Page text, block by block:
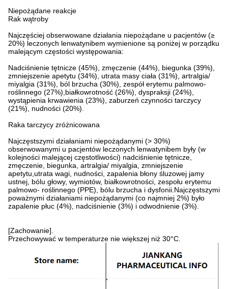
Niepożądane reakcje
Rak wątroby
Najczęściej obserwowane działania niepożądane u pacjentów (≥
20%) leczonych lenwatynibem wymienione są poniżej w porządku
malejącym częstości występowania:
Nadciśnienie tętnicze (45%), zmęczenie (44%), biegunka (39%),
zmniejszenie apetytu (34%), utrata masy ciała (31%), artralgia/
miyalgia (31%), ból brzucha (30%), zespół erytemu palmowo-
roślinnego (27%),białkowrotność (26%), dyspraksji (24%),
wystąpienia krwawienia (23%), zaburzeń czynności tarczycy
(21%), nudności (20%).
Raka tarczycy zróżnicowana
Najczęstszymi działaniami niepożądanymi (> 30%)
obserwowanymi u pacjentów leczonych lenwatynibem były (w
kolejności malejącej częstotliwości) nadciśnienie tętnicze,
zmęczenie, biegunka, artralgia/ miyalgia, zmniejszenie
apetytu,utrata wagi, nudności, zapalenia błony śluzowej jamy
ustnej, bólu głowy, wymiotów, białkowrotności, zespołu erytemu
palmowo- roślinnego (PPE), bólu brzucha i dysfonii.Najczęstszymi
poważnymi działaniami niepożądanymi (co najmniej 2%) było
zapalenie płuc (4%), nadciśnienie (3%) i odwodnienie (3%).
[Zachowanie].
Przechowywać w temperaturze nie większej niż 30°C.